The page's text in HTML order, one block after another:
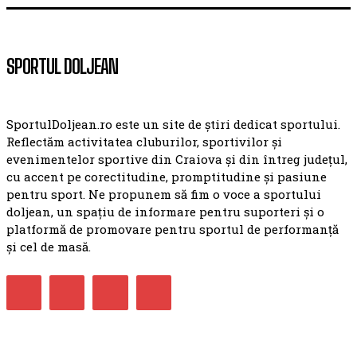
SPORTUL DOLJEAN
SportulDoljean.ro este un site de știri dedicat sportului.
Reflectăm activitatea cluburilor, sportivilor și
evenimentelor sportive din Craiova și din întreg județul,
cu accent pe corectitudine, promptitudine și pasiune
pentru sport. Ne propunem să fim o voce a sportului
doljean, un spațiu de informare pentru suporteri și o
platformă de promovare pentru sportul de performanță
și cel de masă.